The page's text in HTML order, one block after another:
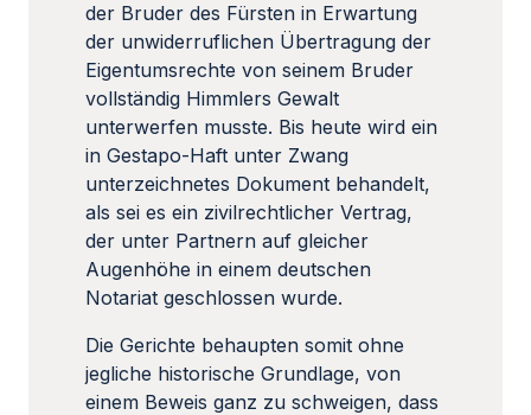
der Bruder des Fürsten in Erwartung
der unwiderruflichen Übertragung der
Eigentumsrechte von seinem Bruder
vollständig Himmlers Gewalt
unterwerfen musste. Bis heute wird ein
in Gestapo-Haft unter Zwang
unterzeichnetes Dokument behandelt,
als sei es ein zivilrechtlicher Vertrag,
der unter Partnern auf gleicher
Augenhöhe in einem deutschen
Notariat geschlossen wurde.
Die Gerichte behaupten somit ohne
jegliche historische Grundlage, von
einem Beweis ganz zu schweigen, dass